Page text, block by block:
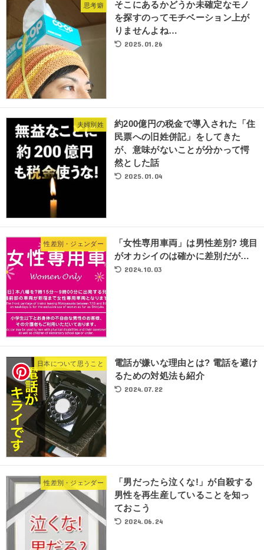
思考癖
そこにあるかどうか未確定なモノ
を探すのってモチベーション上が
りませんよね…
2025.01.26
夫婦別姓
約200億円の税金で導入された「住
民票への旧姓併記」をしてきた
が、意味がないことが分かって愕
然とした話
2025.01.04
性差別・ジェンダー
「女性専用車両」は男性差別? 境目
がオカシイのは確かに差別だが…
2024.10.03
日本について思うこと
電話が嫌いな理由とは? 電話を避け
るための対処法も紹介
2024.07.22
性差別・ジェンダー
「男だったら泣くな!」が自殺する
男性を再生産していることを知っ
ておこう
2024.06.24